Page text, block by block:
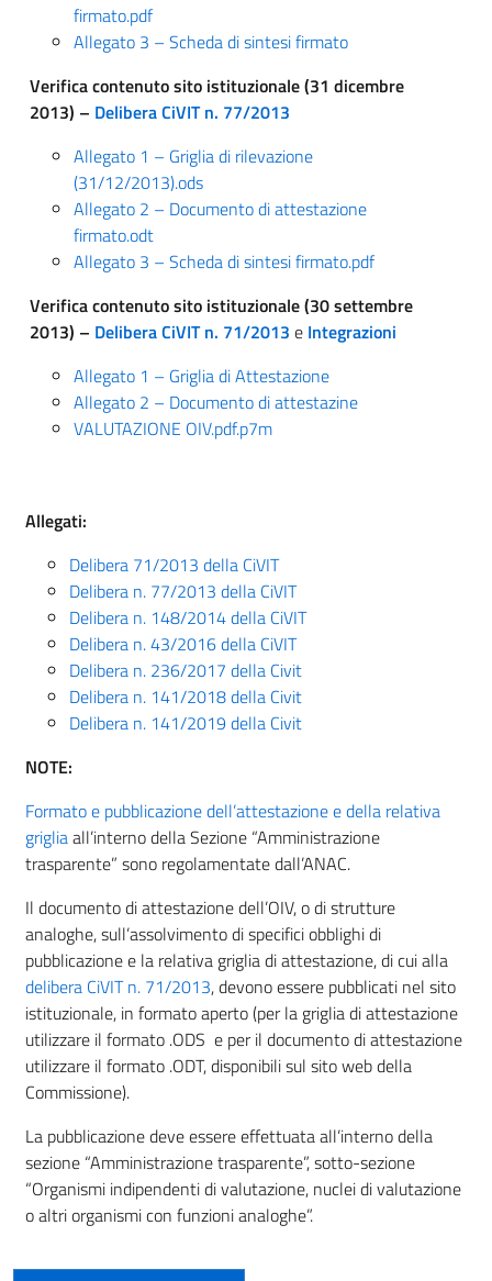
firmato.pdf
Allegato 3 – Scheda di sintesi firmato
Verifica contenuto sito istituzionale (31 dicembre
2013) – Delibera CiVIT n. 77/2013
Allegato 1 – Griglia di rilevazione
(31/12/2013).ods
Allegato 2 – Documento di attestazione
firmato.odt
Allegato 3 – Scheda di sintesi firmato.pdf
Verifica contenuto sito istituzionale (30 settembre
2013) – Delibera CiVIT n. 71/2013 e Integrazioni
Allegato 1 – Griglia di Attestazione
Allegato 2 – Documento di attestazine
VALUTAZIONE OIV.pdf.p7m
Allegati:
Delibera 71/2013 della CiVIT
Delibera n. 77/2013 della CiVIT
Delibera n. 148/2014 della CiVIT
Delibera n. 43/2016 della CiVIT
Delibera n. 236/2017 della Civit
Delibera n. 141/2018 della Civit
Delibera n. 141/2019 della Civit
NOTE:
Formato e pubblicazione dell’attestazione e della relativa
grigliaall’interno della Sezione “Amministrazione
trasparente” sono regolamentate dall’ANAC.
Il documento di attestazione dell’OIV, o di strutture
analoghe, sull’assolvimento di specifici obblighi di
pubblicazione e la relativa griglia di attestazione, di cui alla
delibera CiVIT n. 71/2013, devono essere pubblicati nel sito
istituzionale, in formato aperto (per la griglia di attestazione
utilizzare il formato .ODS e per il documento di attestazione
utilizzare il formato .ODT, disponibili sul sito web della
Commissione).
La pubblicazione deve essere effettuata all’interno della
sezione “Amministrazione trasparente”, sotto-sezione
“Organismi indipendenti di valutazione, nuclei di valutazione
o altri organismi con funzioni analoghe”.